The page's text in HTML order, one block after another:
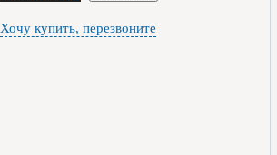
Хочу купить, перезвоните